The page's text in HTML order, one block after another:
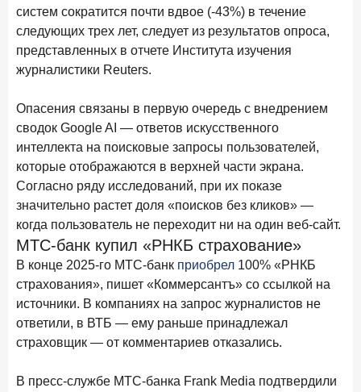
24 апреля 2026 года
Ипотека. Итоги работы крупнейших ипотечных банков
в марте 2026 года
Рынок подписок 2026: от гонки за объёмами к битве за
привычку
ИССЛЕДОВАНИЕ
Маркетинговые акции брокеров: обзор механик и
трендов
10 апреля 2026 года ИССЛЕДОВАНИЕ
ДНК современного ипотечного клиента
7 апреля 2026 года
По итогам марта 2026 года объем выдач кредитов
26 марта 2026 года ИССЛЕДОВАНИЕ
распределяют подписки
систем сократится почти вдвое (-43%) в течение
следующих трех лет, следует из результатов опроса,
представленных в отчете Института изучения
журналистики Reuters.
Опасения связаны в первую очередь с внедрением
сводок Google AI — ответов искусственного
интеллекта на поисковые запросы пользователей,
которые отображаются в верхней части экрана.
Согласно ряду исследований, при их показе
значительно растет доля «поисков без кликов» —
когда пользователь не переходит ни на один веб-сайт.
МТС-банк купил «РНКБ страхование»
В конце 2025-го МТС-банк приобрел 100% «РНКБ
страхования», пишет «Коммерсантъ» со ссылкой на
источники. В компаниях на запрос журналистов не
ответили, в ВТБ — ему раньше принадлежал
страховщик — от комментариев отказались.
В пресс-службе МТС-банка Frank Media подтвердили